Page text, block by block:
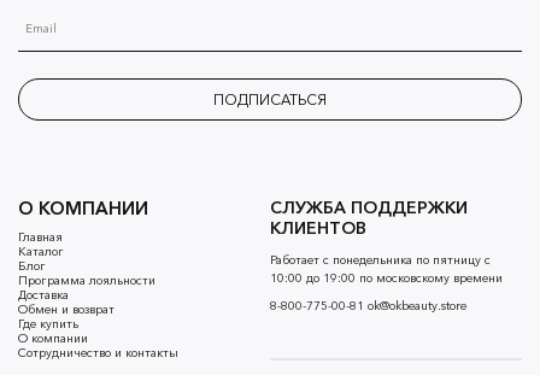
О КОМПАНИИ
Главная
Каталог
Блог
Программа лояльности
Доставка
Обмен и возврат
Где купить
О компании
Сотрудничество и контакты
СЛУЖБА ПОДДЕРЖКИ
КЛИЕНТОВ
Работает с понедельника по пятницу с
10:00 до 19:00 по московскому времени
8-800-775-00-81 ok@okbeauty.store
ПОДПИСАТЬСЯ